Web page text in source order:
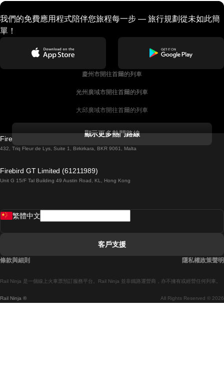
我們的免費應用程式陪伴您旅程每一步 — 旅行規劃從未如此簡
單！
慶州市開往首爾的列車
光州廣域市開往首爾的列車
大邱廣域市開往首爾的列車
都柏林開往戈尔韦的列車
羅馬開往拿坡里的列車
顯示更多熱門路線
Firebird GT Limited (OC 1451)
432, Triq Fleur de Lys, Suite 1, Birkirkara, BKR 9061, Malta
Firebird GT Limited (61211989)
Unit G 15/F Tal Building 49 Austin Road, KL, Hong Kong
Rail Ninja ® All Rights Reserved © 2026
Rail Ninja 是一個線上火車票預訂服務平台。Rail Ninja 並非鐵路運營商，亦不擁有或經營任何列車。
繁體中文
客戶支援
條款與細則 隱私權政策聲明